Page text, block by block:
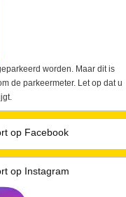
worden. Maar dit is
de parkeermeter. Let op dat u
op Facebook
op Instagram